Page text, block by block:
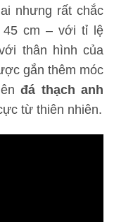
nhưng rất chắc
45 cm – với tỉ lệ
thân hình của
gắn thêm móc
đá thạch anh
từ thiên nhiên.